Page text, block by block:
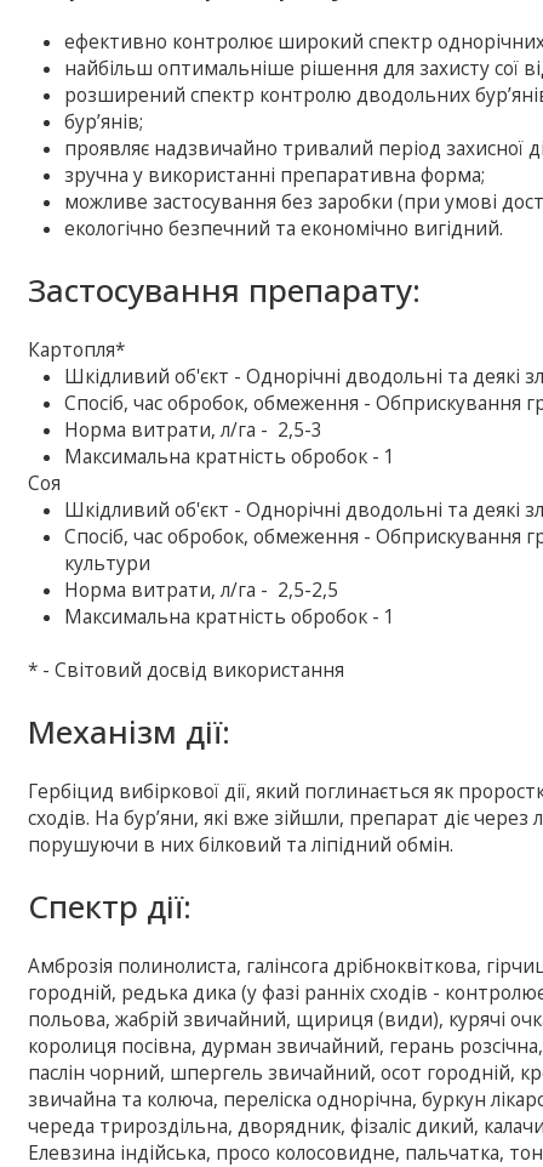
ефективно контролює широкий спектр однорічних
найбільш оптимальніше рішення для захисту сої
розширений спектр контролю дводольних
бур’янів;
проявляє надзвичайно тривалий період захисної
зручна у використанні препаративна форма;
можливе застосування без заробки (при умові
екологічно безпечний та економічно вигідний.
Застосування препарату:
Картопля*
Шкiдливий об'єкт - Однорічні дводольні та деякі
Спосіб, час обробок, обмеження - Обприскування
Норма витрати, л/га - 2,5-3
Максимальна кратність обробок - 1
Соя
Шкiдливий об'єкт - Однорічні дводольні та деякі
Спосіб, час обробок, обмеження - Обприскування
культури
Норма витрати, л/га - 2,5-2,5
Максимальна кратність обробок - 1
* - Свiтовий досвiд використання
Механiзм дії:
Гербіцид вибіркової дії, який поглинається як
сходів. На бур’яни, які вже зійшли, препарат діє
порушуючи в них білковий та ліпідний обмін.
Спектр дії:
Амброзія полинолиста, галінсога дрібноквіткова,
городній, редька дика (у фазі ранніх сходів -
польова, жабрій звичайний, щириця (види), курячі
королиця посівна, дурман звичайний, герань
паслін чорний, шпергель звичайний, осот городній,
звичайна та колюча, переліска однорічна, буркун
череда трироздільна, дворядник, фізаліс дикий,
Елевзина індійська, просо колосовидне, пальчатка,